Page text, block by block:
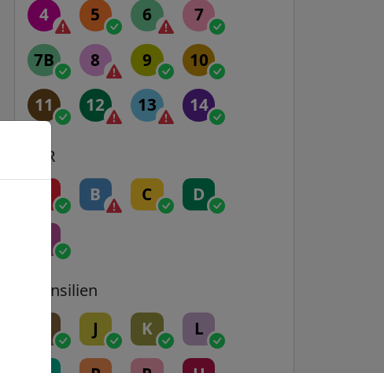
4 5 6 7
7B 8 9 10
11 12 13 14
RER
B C D
Transilien
J K L